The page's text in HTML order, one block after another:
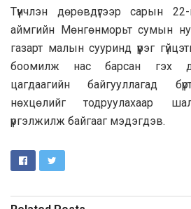
Түүнчлэн дөрөвдүгээр сарын
аймгийн Мөнгөнморьт сумын
газарт малын сууринд үүрэг
боомилж нас барсан гэх
цагдаагийн байгууллагад
нөхцөлийг тодруулахаар
үргэлжилж байгааг мэдэгдэв.